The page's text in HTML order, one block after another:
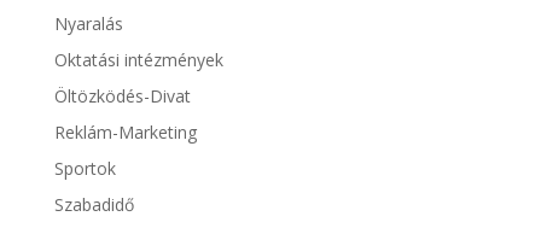
Nyaralás
Oktatási intézmények
Öltözködés-Divat
Reklám-Marketing
Sportok
Szabadidő